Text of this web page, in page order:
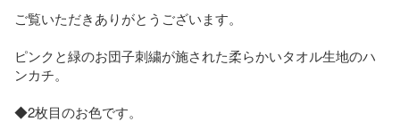
ご覧いただきありがとうございます。
ピンクと緑のお団子刺繍が施された柔らかいタオル生地のハ
ンカチ。
◆2枚目のお色です。